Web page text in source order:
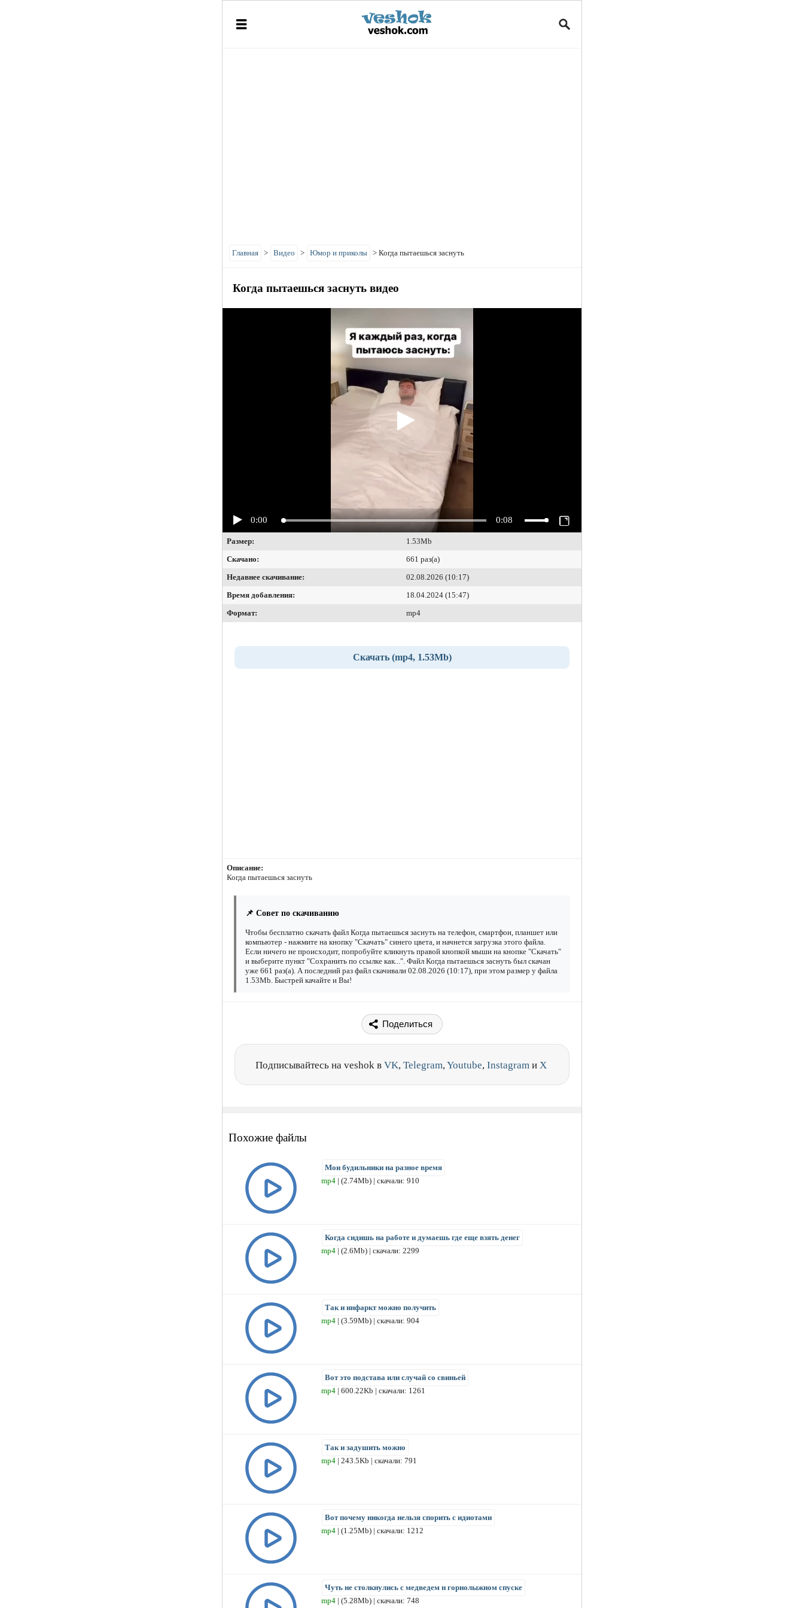
Главная > Видео > Юмор и приколы > Когда пытаешься заснуть
Когда пытаешься заснуть видео
0:00 0:08
Размер:
1.53Mb
Скачано:
661 раз(а)
Недавнее скачивание:
02.08.2026 (10:17)
Время добавления:
18.04.2024 (15:47)
Формат:
mp4
Скачать (mp4, 1.53Mb)
Описание:
Когда пытаешься заснуть
📌 Совет по скачиванию
Чтобы бесплатно скачать файл Когда пытаешься заснуть на телефон, смартфон, планшет или
компьютер - нажмите на кнопку "Скачать" синего цвета, и начнется загрузка этого файла.
Если ничего не происходит, попробуйте кликнуть правой кнопкой мыши на кнопке "Скачать"
и выберите пункт "Сохранить по ссылке как...". Файл Когда пытаешься заснуть был скачан
уже 661 раз(а). А последний раз файл скачивали 02.08.2026 (10:17), при этом размер у файла
1.53Mb. Быстрей качайте и Вы!
Поделиться
Подписывайтесь на veshok в VK, Telegram,Youtube, Instagram и X
Похожие файлы
Мои будильники на разное время
mp4 | (2.74Mb) | скачали: 910
Когда сидишь на работе и думаешь где еще взять денег
mp4 | (2.6Mb) | скачали: 2299
Так и инфаркт можно получить
mp4 | (3.59Mb) | скачали: 904
Вот это подстава или случай со свиньей
mp4 | 600.22Kb | скачали: 1261
Так и задушить можно
mp4 | 243.5Kb | скачали: 791
Вот почему никогда нельзя спорить с идиотами
mp4 | (1.25Mb) | скачали: 1212
Чуть не столкнулись с медведем н горнолыжном спуске
mp4 | (5.28Mb) | скачали: 748